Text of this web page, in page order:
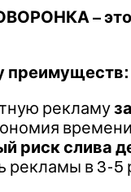
– это
преимуществ:
рекламу
риск слива
рекламы в 3-5